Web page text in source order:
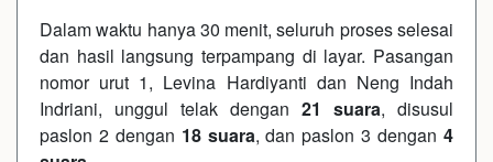
Dalam waktu hanya 30 menit, seluruh proses selesai
dan hasil langsung terpampang di layar. Pasangan
nomor urut 1, Levina Hardiyanti dan Neng Indah
Indriani, unggul telak dengan 21 suara, disusul
paslon 2 dengan 18 suara, dan paslon 3 dengan4